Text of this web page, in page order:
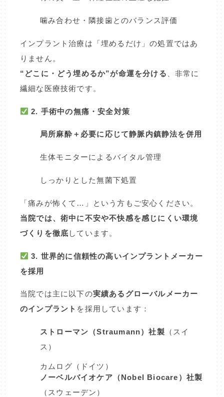
噛み合わせ・隣接歯とのバランス評価
インプラント治療は「埋めるだけ」の処置ではあ
りません。
“どこに・どう埋めるか”が命運を分ける
、非常に
繊細な医療技術です。
2. 手術中の無痛・安全対策
局所麻酔＋必要に応じて静脈内鎮静法を併用
生体モニターによるバイタル管理
しっかりとした無菌下処置
「痛みが怖くて…」という方もご安心ください。
当院では、術中に不安や不快感を感じにくい環境
づくりを徹底 しています。
3. 世界的に信頼性の高いインプラントメーカー
を採用
当院では主に以下の実績あるグローバルメーカー
のインプラント を採用しています：
ストローマン（Straumann）社製 （スイ
ス）
カムログ（ドイツ）
ノーベルバイオケア（Nobel Biocare）社製
（スウェーデン）